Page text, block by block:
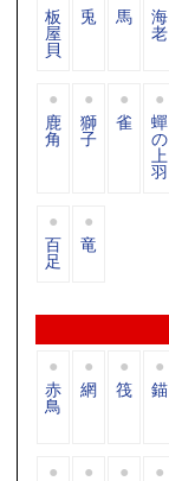
板
屋
貝
兎 馬 海
老
鹿
角
獅
子
雀 蟬
の
上
羽
百
足
竜
赤
鳥
網 筏 錨